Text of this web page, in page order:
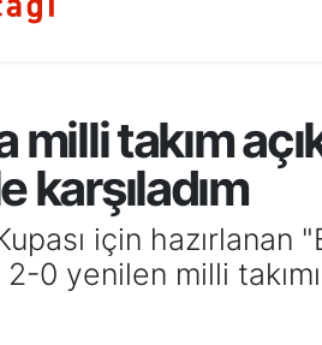
milli takım
karşıladım
için hazırlanan
0 yenilen milli
Fikstür